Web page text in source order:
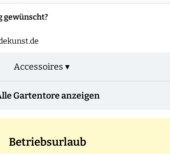
gewünscht?
Accessoires ▾
Gartentore anzeigen
Betriebsurlaub